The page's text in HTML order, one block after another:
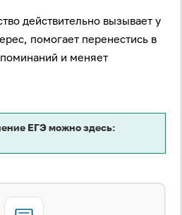
Регистрация
действительно вызывает у
помогает перенестись в
и меняет
ЕГЭ можно здесь: